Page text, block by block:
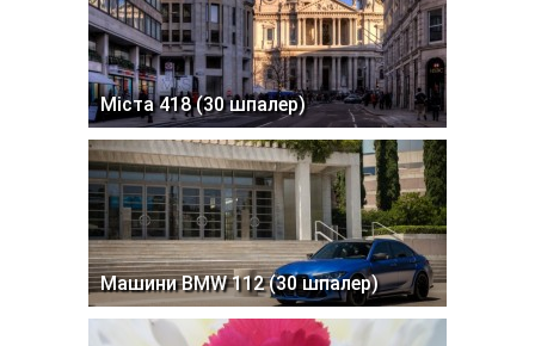
Міста 418 (30 шпалер)
Машини BMW 112 (30 шпалер)